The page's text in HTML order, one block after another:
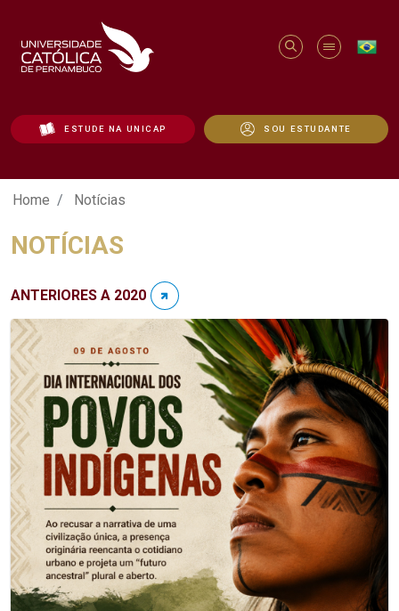
ESTUDE NA UNICAP SOU ESTUDANTE
Notícias - Unicap
Home Notícias
NOTÍCIAS
ANTERIORES A 2020